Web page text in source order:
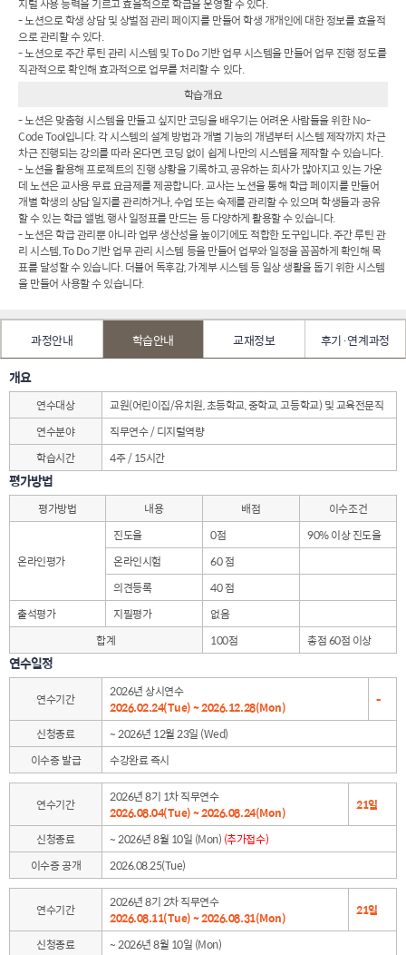
지털 사용 능력을 기르고 효율적으로 학급을 운영할 수 있다.
- 노션으로 학생 상담 및 상벌점 관리 페이지를 만들어 학생 개개인에 대한 정보를 효율적
으로 관리할 수 있다.
- 노션으로 주간 루틴 관리 시스템 및 To Do 기반 업무 시스템을 만들어 업무 진행 정도를
직관적으로 확인해 효과적으로 업무를 처리할 수 있다.
학습개요
- 노션은 맞춤형 시스템을 만들고 싶지만 코딩을 배우기는 어려운 사람들을 위한 No-
Code Tool입니다. 각 시스템의 설계 방법과 개별 기능의 개념부터 시스템 제작까지 차근
차근 진행되는 강의를 따라 온다면, 코딩 없이 쉽게 나만의 시스템을 제작할 수 있습니다.
- 노션을 활용해 프로젝트의 진행 상황을 기록하고, 공유하는 회사가 많아지고 있는 가운
데 노션은 교사용 무료 요금제를 제공합니다. 교사는 노션을 통해 학급 페이지를 만들어
개별 학생의 상담 일지를 관리하거나, 수업 또는 숙제를 관리할 수 있으며 학생들과 공유
할 수 있는 학급 앨범, 행사 일정표를 만드는 등 다양하게 활용할 수 있습니다.
- 노션은 학급 관리뿐 아니라 업무 생산성을 높이기에도 적합한 도구입니다. 주간 루틴 관
리 시스템, To Do 기반 업무 관리 시스템 등을 만들어 업무와 일정을 꼼꼼하게 확인해 목
표를 달성할 수 있습니다. 더불어 독후감, 가계부 시스템 등 일상 생활을 돕기 위한 시스템
을 만들어 사용할 수 있습니다.
과정안내 학습안내 교재정보 후기·연계과정
개요
연수대상
교원(어린이집/유치원, 초등학교, 중학교, 고등학교) 및 교육전문직
연수분야
직무연수 / 디지털역량
학습시간
4주 / 15시간
평가방법
평가방법 내용 배점 이수조건
합계 100점 총점 60점 이상
온라인평가
진도율 0점
90% 이상 진도율
온라인시험
60 점
의견등록
40 점
출석평가
지필평가 없음
연수일정
연수기간
2026년 상시연수
2026.02.24(Tue) ~ 2026.12.28(Mon)
-
신청종료
~ 2026년 12월 23일 (Wed)
이수증 발급
수강완료 즉시
연수기간
2026년 8기 1차 직무연수
2026.08.04(Tue) ~ 2026.08.24(Mon)
21일
신청종료 ~ 2026년 8월 10일 (Mon) (추가접수)
이수증 공개
2026.08.25(Tue)
연수기간
2026년 8기 2차 직무연수
2026.08.11(Tue) ~ 2026.08.31(Mon)
21일
신청종료
~ 2026년 8월 10일 (Mon)